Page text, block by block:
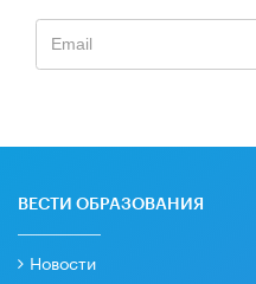
ВЕСТИ ОБРАЗОВАНИЯ
Новости